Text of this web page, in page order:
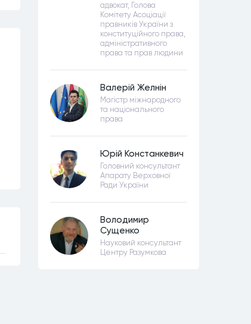
адвокат, Голова
Комітету Асоціації
правників України з
конституційного права,
адміністративного
права та прав людини
Валерій Желнін
Магістр міжнародного
та національного
права
Юрій Констанкевич
Головний консультант
Апарату Верховної
Ради України
Володимир
Сущенко
Науковий консультант
Центру Разумкова